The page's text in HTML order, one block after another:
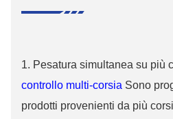
1. Pesatura simultanea su più
controllo multi-corsia Sono
prodotti provenienti da più